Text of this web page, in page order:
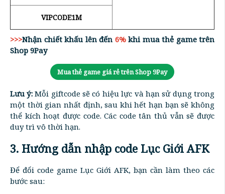
VIPCODE1M
>>>Nhận chiết khấu lên đến 6%khi mua thẻ game trên
Shop 9Pay
Mua thẻ game giá rẻ trên Shop 9Pay
Lưu ý: Mỗi giftcode sẽ có hiệu lực và hạn sử dụng trong
một thời gian nhất định, sau khi hết hạn bạn sẽ không
thể kích hoạt được code. Các code tân thủ vẫn sẽ được
duy trì vô thời hạn.
3. Hướng dẫn nhập code Lục Giới AFK
Để đổi code game Lục Giới AFK, bạn cần làm theo các
bước sau: